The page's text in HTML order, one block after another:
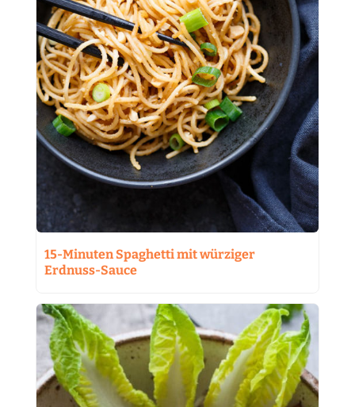
15-Minuten Spaghetti mit würziger
Erdnuss-Sauce